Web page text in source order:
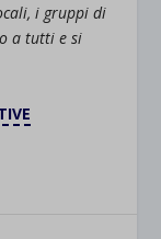
i gruppi di
a tutti e si